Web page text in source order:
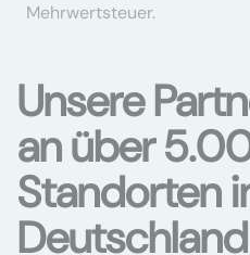
Mehrwertsteuer.
Unsere
an über
Standorten